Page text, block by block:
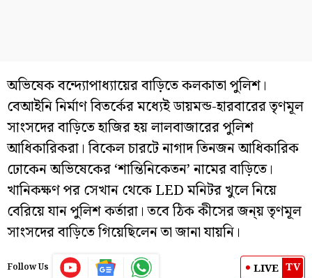
অভিষেক বন্দ্যোপাধ্যায়ের বাড়িতে কলকাতা পুলিশ।
বেআইনি নির্মাণ বিতর্কের মধ্যেই ডায়মন্ড-হারবারের তৃণমূল
সাংসদের বাড়িতে হাজির হয় লালবাজারের পুলিশ
আধিকারিকরা। বিকেল চারটে নাগাদ তিনজন আধিকারিক
ঢোকেন অভিষেকের ‘শান্তিনিকেতন’ নামের বাড়িতে।
খানিকক্ষণ পর সেখান থেকে LED মনিটর খুলে নিয়ে
বেরিয়ে যান পুলিশ কর্তারা। তবে ঠিক কীসের জন্য় তৃণমূল
সাংসদের বাড়িতে গিয়েছিলেন তা জানা যায়নি।
Follow Us LIVE TV